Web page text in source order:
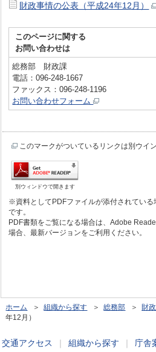
財政事情の公表（平成24年12月）
このページに関する
お問い合わせは
総務部 財政課
電話：096-248-1667
ファックス：096-248-1196
お問い合わせフォーム
このマークがついているリンクは別ウイ
別ウィンドウで開きます
※資料としてPDFファイルが添付されてい
です。
PDF書類をご覧になる場合は、Adobe
場合、最新バージョンをご利用ください。
ホーム ＞組織から探す ＞総務部 ＞財
年12月）
交通アクセス 組織から探す 庁舎